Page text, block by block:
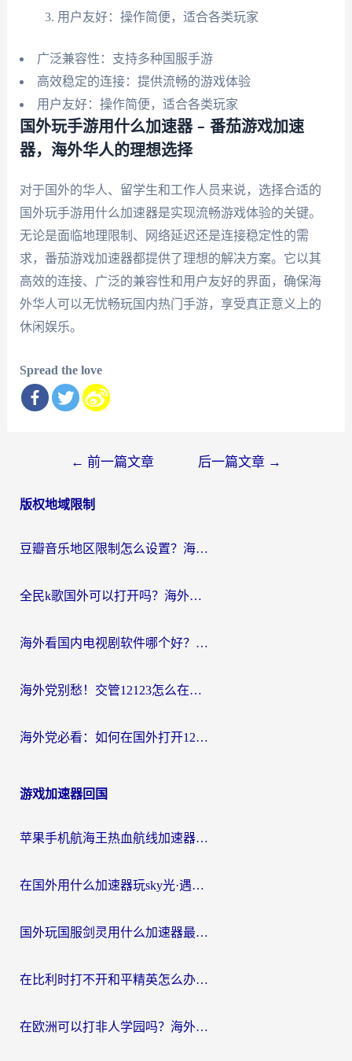
用户友好：操作简便，适合各类玩家
广泛兼容性：支持多种国服手游
高效稳定的连接：提供流畅的游戏体验
用户友好：操作简便，适合各类玩家
国外玩手游用什么加速器 – 番茄游戏加速
器，海外华人的理想选择
对于国外的华人、留学生和工作人员来说，选择合适的
国外玩手游用什么加速器是实现流畅游戏体验的关键。
无论是面临地理限制、网络延迟还是连接稳定性的需
求，番茄游戏加速器都提供了理想的解决方案。它以其
高效的连接、广泛的兼容性和用户友好的界面，确保海
外华人可以无忧畅玩国内热门手游，享受真正意义上的
休闲娱乐。
Spread the love
导
← 前一篇文章 后一篇文章 →
版权地域限制
豆瓣音乐地区限制怎么设置？海外党亲测有效的回国加速方案来了
全民k歌国外可以打开吗？海外党听国内音乐听书的实用指南
海外看国内电视剧软件哪个好？留学生亲测有效的追剧加速方案
海外党别愁！交管12123怎么在国外用？一篇搞定回国资源访问难题
海外党必看：如何在国外打开12123，解决小程序登录难题
游戏加速器回国
苹果手机航海王热血航线加速器从哪开启？海外玩家国服畅玩全攻略
在国外用什么加速器玩sky光·遇？海外玩家国服畅玩终极指南（附魔兽世界狂暴传奇解决方案）
国外玩国服剑灵用什么加速器最好？2026海外玩家亲测指南（附魔兽世界怀旧服精灵之境加速技巧）
在比利时打不开和平精英怎么办？留学生亲测有效的国服游戏加速方案
在欧洲可以打非人学园吗？海外党国服游戏不卡顿的终极指南